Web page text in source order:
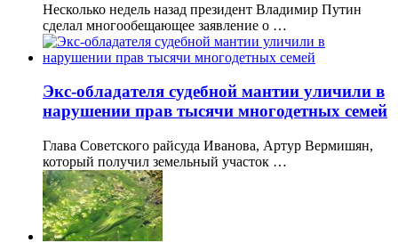
Несколько недель назад президент Владимир Путин
сделал многообещающее заявление о …
Экс-обладателя судебной мантии уличили в
нарушении прав тысячи многодетных семей
Глава Советского райсуда Иванова, Артур Вермишян,
который получил земельный участок …